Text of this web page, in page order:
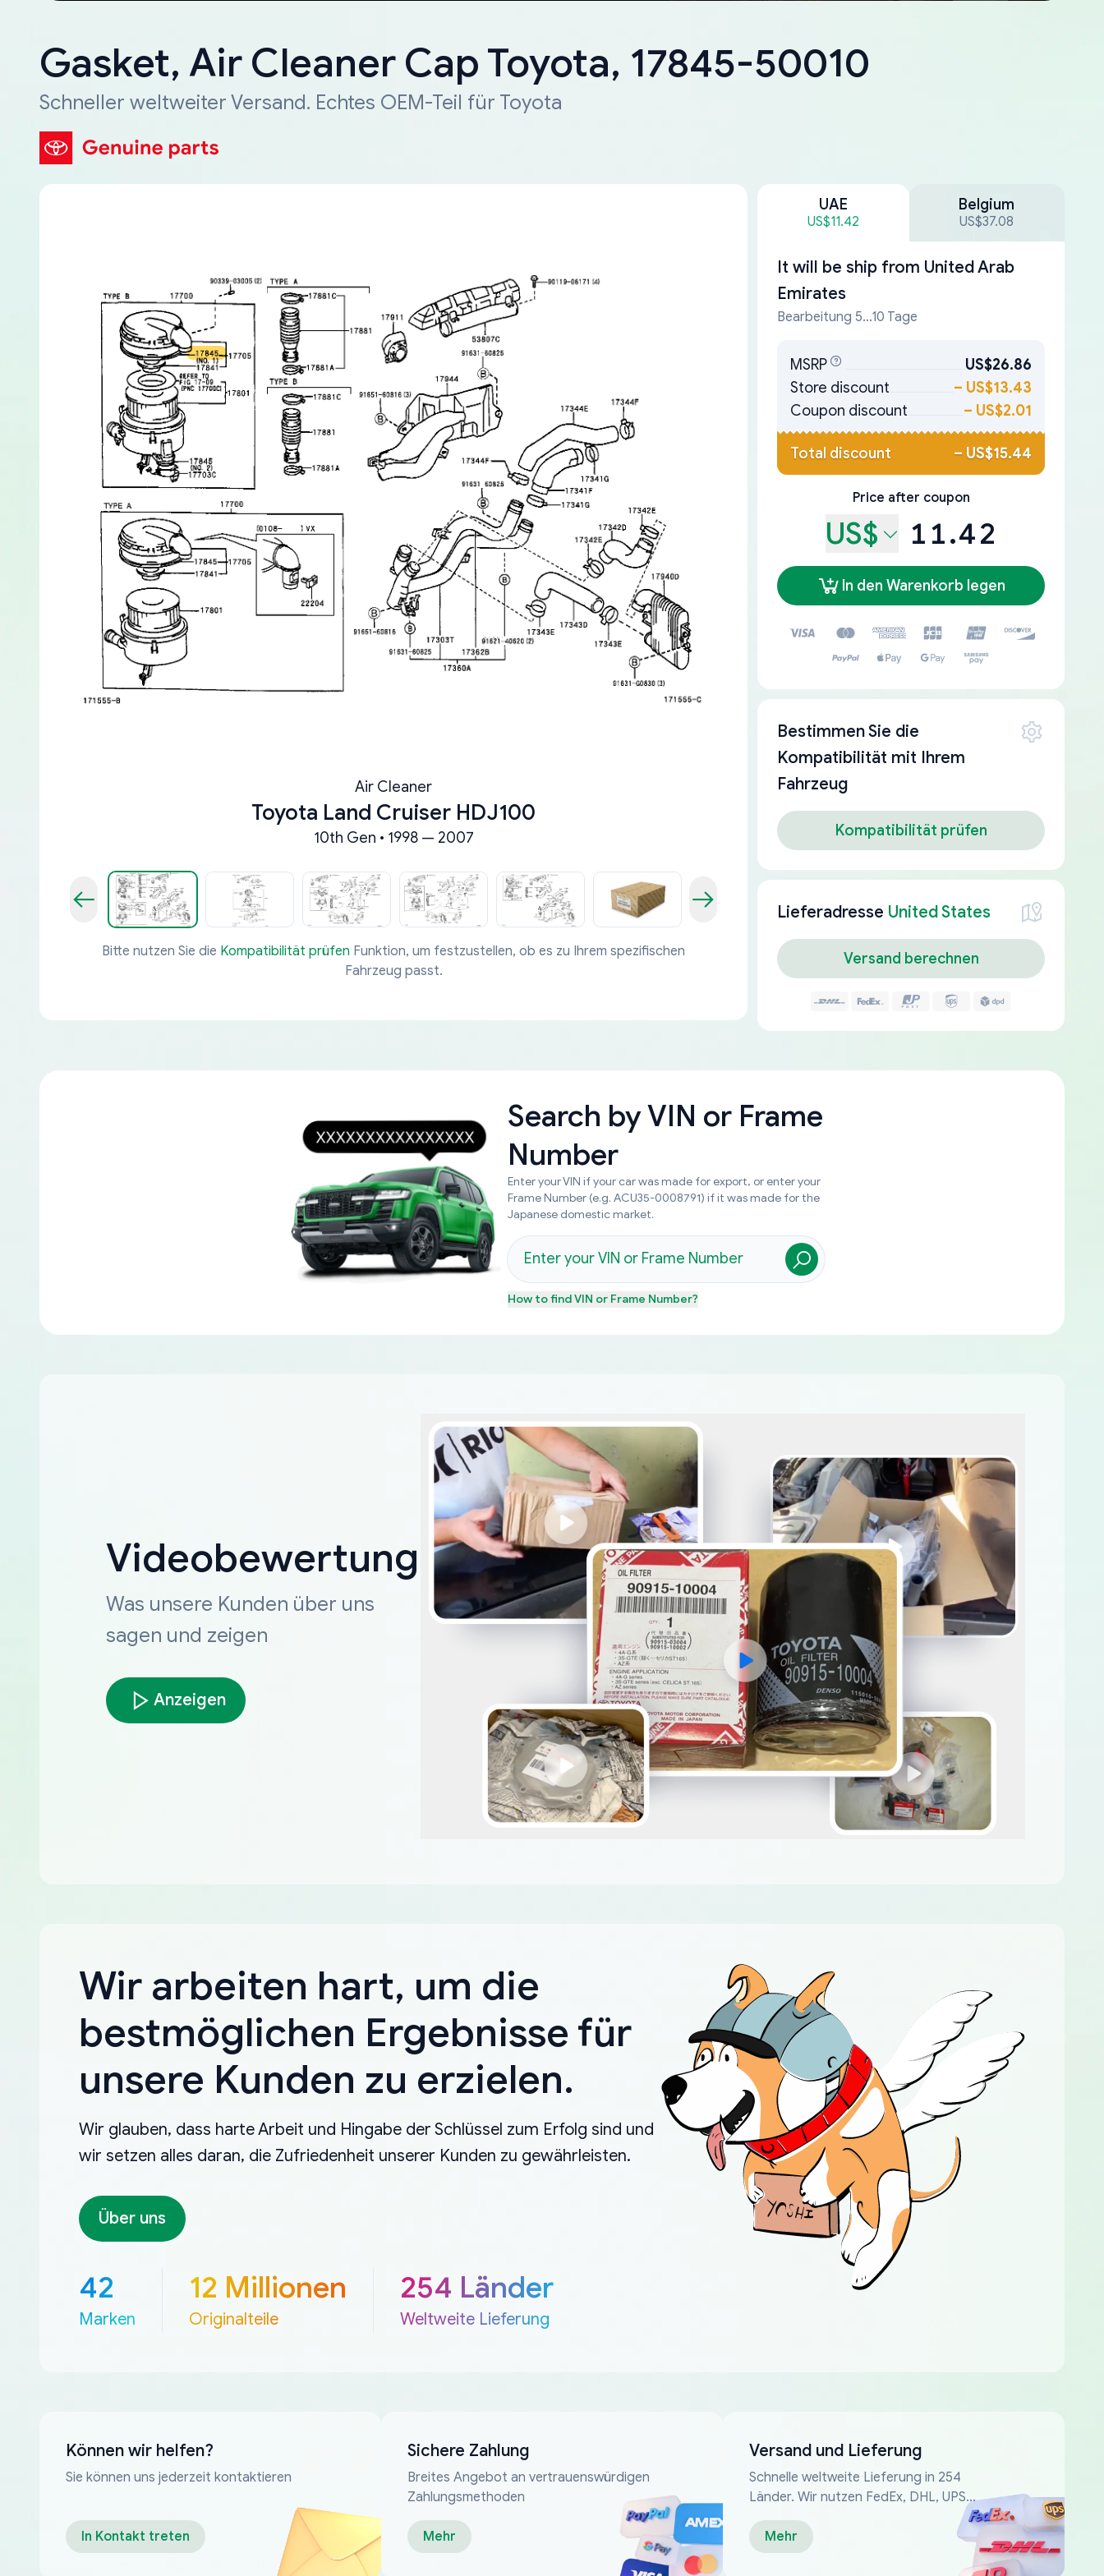
Gasket, Air Cleaner Cap Toyota, 17845-50010
Schneller weltweiter Versand. Echtes OEM-Teil für Toyota
Air Cleaner
Toyota Land Cruiser HDJ100
10th Gen • 1998 — 2007
Bitte nutzen Sie die Kompatibilität prüfen Funktion, um festzustellen, ob es zu Ihrem spezifischen
Fahrzeug passt.
UAE
US$11.42
Belgium
US$37.08
It will be ship from United Arab
Emirates
Bearbeitung 5...10 Tage
MSRP
US$26.86
Store discount
– US$13.43
Coupon discount
– US$2.01
Total discount – US$15.44
Price after coupon
US$ 11.42
In den Warenkorb legen
Bestimmen Sie die
Kompatibilität mit Ihrem
Fahrzeug
Kompatibilität prüfen
Lieferadresse United States
Versand berechnen
Search byVIN or Frame
Number
Enter your VIN if your car was made for export, or enter your
Frame Number (e.g. ACU35-0008791) if it was made for the
Japanese domestic market.
How to findVIN or Frame Number?
Videobewertungen
Was unsere Kunden über uns
sagen und zeigen
Anzeigen
Wir arbeiten hart, um die
bestmöglichen Ergebnisse für
unsere Kunden zu erzielen.
Wir glauben, dass harte Arbeit und Hingabe der Schlüssel zum Erfolg sind und
wir setzen alles daran, die Zufriedenheit unserer Kunden zu gewährleisten.
Über uns
42
Marken
12 Millionen
Originalteile
254 Länder
Weltweite Lieferung
Können wir helfen?
Sie können uns jederzeit kontaktieren
In Kontakt treten
Sichere Zahlung
Breites Angebot an vertrauenswürdigen
Zahlungsmethoden
Mehr
Versand und Lieferung
Schnelle weltweite Lieferung in 254
Länder. Wir nutzen FedEx, DHL, UPS...
Mehr